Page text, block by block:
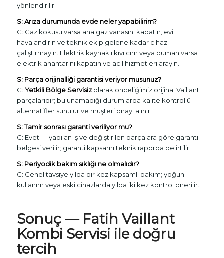
yönlendirilir.
S: Arıza durumunda evde neler yapabilirim?
C: Gaz kokusu varsa ana gaz vanasını kapatın, evi
havalandırın ve teknik ekip gelene kadar cihazı
çalıştırmayın. Elektrik kaynaklı kıvılcım veya duman varsa
elektrik anahtarını kapatın ve acil hizmetleri arayın.
S: Parça orijinalliği garantisi veriyor musunuz?
C: Yetkili Bölge Servisizolarak önceliğimiz orijinal Vaillant
parçalarıdır; bulunamadığı durumlarda kalite kontrollü
alternatifler sunulur ve müşteri onayı alınır.
S: Tamir sonrası garanti veriliyor mu?
C: Evet — yapılan iş ve değiştirilen parçalara göre garanti
belgesi verilir; garanti kapsamı teknik raporda belirtilir.
S: Periyodik bakım sıklığı ne olmalıdır?
C: Genel tavsiye yılda bir kez kapsamlı bakım; yoğun
kullanım veya eski cihazlarda yılda iki kez kontrol önerilir.
Sonuç — Fatih Vaillant
Kombi Servisi ile doğru
tercih